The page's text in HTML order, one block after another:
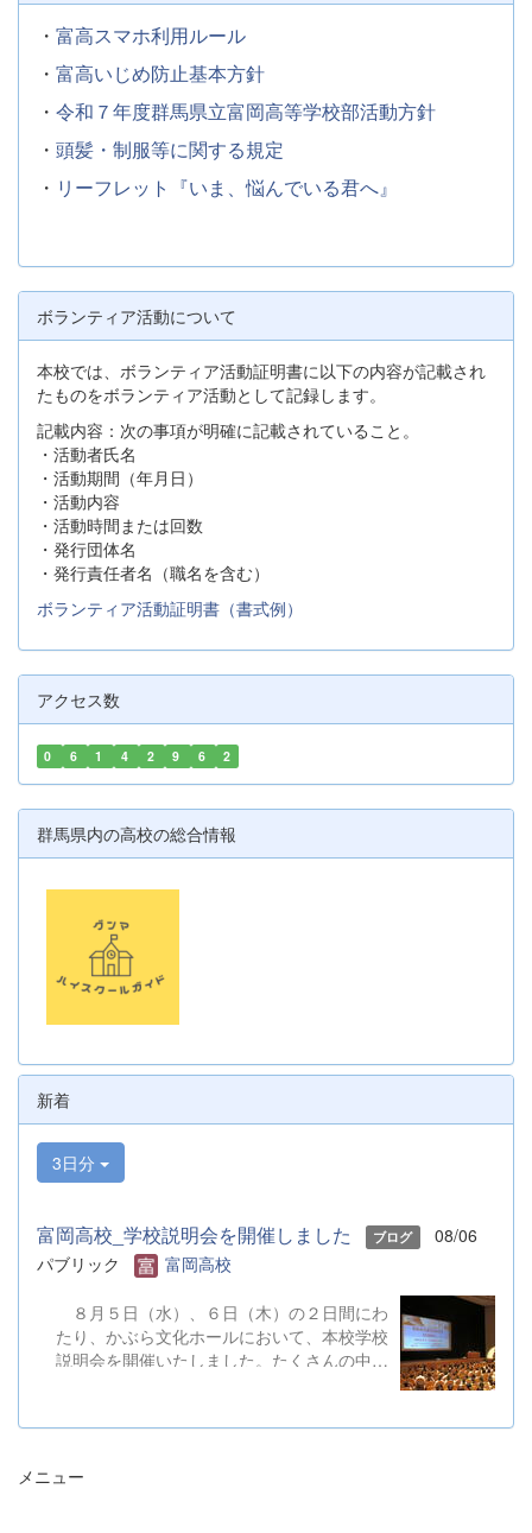
・ 富高スマホ利用ルール
・ 富高いじめ防止基本方針
・ 令和７年度群馬県立富岡高等学校部活動方針
・ 頭髪・制服等に関する規定
・ リーフレット『いま、悩んでいる君へ』
ボランティア活動について
本校では、ボランティア活動証明書に以下の内容が記載され
たものをボランティア活動として記録します。
記載内容：次の事項が明確に記載されていること。
・活動者氏名
・活動期間（年月日）
・活動内容
・活動時間または回数
・発行団体名
・発行責任者名（職名を含む）
ボランティア活動証明書（書式例）
アクセス数
0 6 1 4 2 9 6 2
群馬県内の高校の総合情報
新着
3日分
富岡高校_学校説明会を開催しました ブログ
08/06
パブリック
富岡高校
８月５日（水）、６日（木）の２日間にわ
たり、かぶら文化ホールにおいて、本校学校
説明会を開催いたしました。たくさんの中学
した。 また、各日およそ80名のボランテ
明、探究発表などの運営に携わりました。生
メニュー